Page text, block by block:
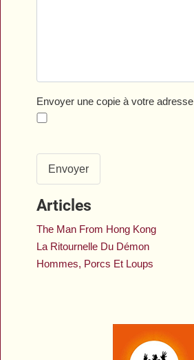
Envoyer une copie à votre adresse
Envoyer
Articles
The Man From Hong Kong
La Ritournelle Du Démon
Hommes, Porcs Et Loups